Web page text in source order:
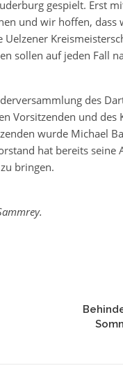
gespielt. Erst
und wir hoffen, dass
sollen auf jeden Fall
des
Vorsitzenden und des
wurde Michael
hat bereits
bringen.